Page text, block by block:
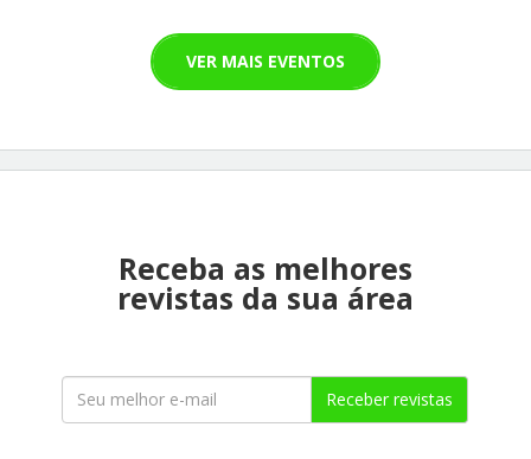
VER MAIS EVENTOS
Receba as melhores
revistas da sua área
Receber revistas